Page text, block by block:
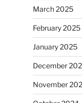
March 2025
February 2025
January 2025
December
November